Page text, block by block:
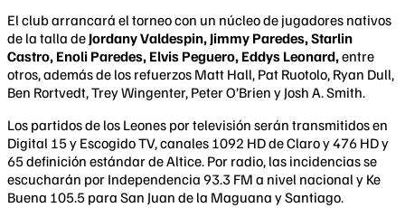
El club arrancará el torneo con un núcleo de jugadores nativos
de la talla de Jordany Valdespin, Jimmy Paredes, Starlin
Castro, Enoli Paredes, Elvis Peguero, Eddys Leonard,entre
otros, además de los refuerzos Matt Hall, Pat Ruotolo, Ryan Dull,
Ben Rortvedt, Trey Wingenter, Peter O’Brien y Josh A. Smith.
Los partidos de los Leones por televisión serán transmitidos en
Digital 15 y Escogido TV, canales 1092 HD de Claro y 476 HD y
65 definición estándar de Altice. Por radio, las incidencias se
escucharán por Independencia 93.3 FM a nivel nacional y Ke
Buena 105.5 para San Juan de la Maguana y Santiago.